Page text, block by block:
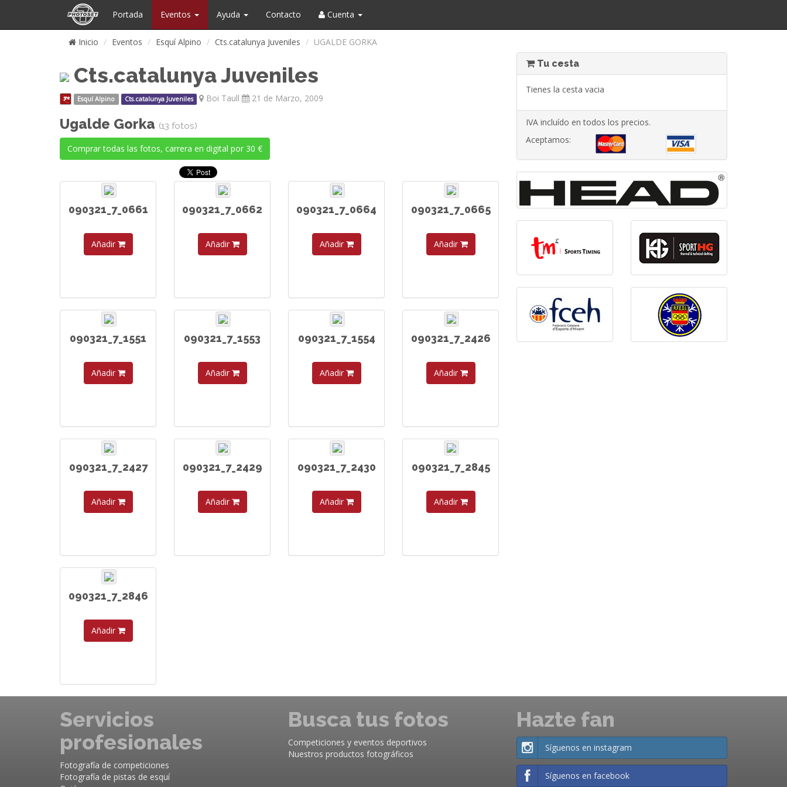
Portada Eventos Ayuda Contacto Cuenta
Inicio Eventos Esquí Alpino Cts.catalunya Juveniles UGALDE GORKA
Cts.catalunya Juveniles
Esquí Alpino Cts.catalunya Juveniles Boi Taull 21 de Marzo, 2009
Ugalde Gorka (13 fotos)
Comprar todas las fotos, carrera en digital por 30 €
090321_7_0661
Añadir
090321_7_0662
Añadir
090321_7_0664
Añadir
090321_7_0665
Añadir
090321_7_1551
Añadir
090321_7_1553
Añadir
090321_7_1554
Añadir
090321_7_2426
Añadir
090321_7_2427
Añadir
090321_7_2429
Añadir
090321_7_2430
Añadir
090321_7_2845
Añadir
090321_7_2846
Añadir
Tu cesta
Tienes la cesta vacia
IVA incluído en todos los precios.
Aceptamos:
Servicios
profesionales
Fotografía de competiciones
Fotografía de pistas de esquí
Busca tus fotos
Competiciones y eventos deportivos
Nuestros productos fotográficos
Hazte fan
Síguenos en instagram
Síguenos en facebook